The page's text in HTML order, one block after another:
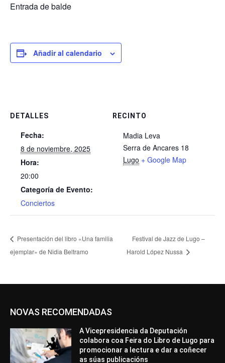
Entrada de balde
Añadir al calendario
DETALLES
Fecha:
8 de noviembre, 2025
Hora:
20:00
Categoría de Evento:
Conciertos
RECINTO
Madia Leva
Serra de Ancares 18
Lugo + Google Map
Presentación del libro «Una familia
ejemplar» de Nidia Beltramo
Festival de Jazz de Lugo –
Harold López Nussa
NOVAS RECOMENDADAS
A Vicepresidencia da Deputación
colabora coa Feira do Libro de Lugo para
promocionar a lectura e dar a coñecer
as súas publicacións